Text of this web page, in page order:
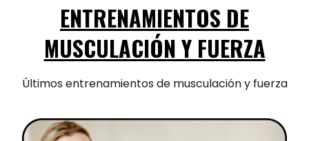
ENTRENAMIENTOS DE
MUSCULACIÓN Y FUERZA
Últimos entrenamientos de musculación y fuerza